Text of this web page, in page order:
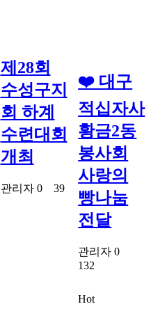
제28회
수성구지
회 하계
수련대회
개최
관리자 0 39
❤️ 대구
적십자사
황금2동
봉사회
사랑의
빵나눔
전달
관리자 0
132
Hot